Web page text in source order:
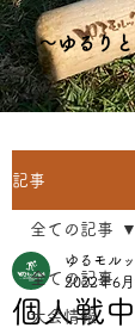
～ゆるり
記事
全ての記事
大会情報
全ての記事
個人戦
ゆるモル
2022年6